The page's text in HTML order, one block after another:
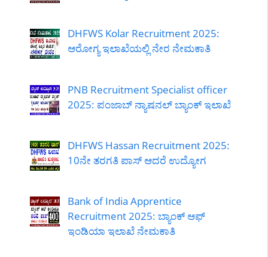
DHFWS Kolar Recruitment 2025:
ಆರೋಗ್ಯ ಇಲಾಖೆಯಲ್ಲಿ ನೇರ ನೇಮಕಾತಿ
PNB Recruitment Specialist officer
2025: ಪಂಜಾಬ್ ನ್ಯಾಷನಲ್ ಬ್ಯಾಂಕ್ ಇಲಾಖೆ
DHFWS Hassan Recruitment 2025:
10ನೇ ತರಗತಿ ಪಾಸ್ ಆದರೆ ಉದ್ಯೋಗ
Bank of India Apprentice
Recruitment 2025: ಬ್ಯಾಂಕ್ ಆಫ್
ಇಂಡಿಯಾ ಇಲಾಖೆ ನೇಮಕಾತಿ